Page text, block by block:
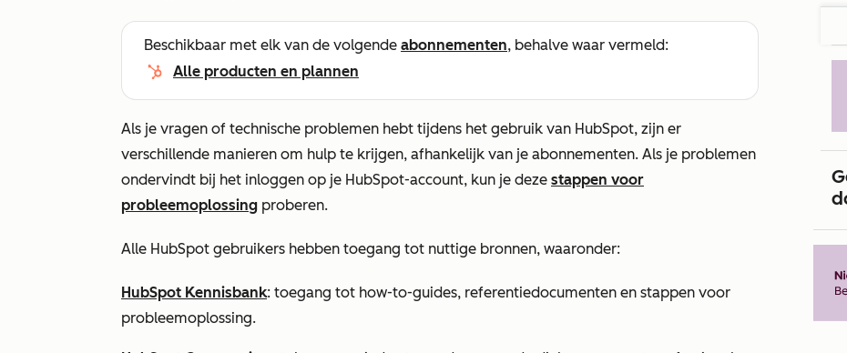
Beschikbaar met elk van de volgende abonnementen, behalve waar vermeld:
Alle producten en plannen
Als je vragen of technische problemen hebt tijdens het gebruik van HubSpot, zijn er
verschillende manieren om hulp te krijgen, afhankelijk van je abonnementen. Als je problemen
ondervindt bij het inloggen op je HubSpot-account, kun je deze stappen voor
probleemoplossing proberen.
Alle HubSpot gebruikers hebben toegang tot nuttige bronnen, waaronder:
HubSpot Kennisbank: toegang tot how-to-guides, referentiedocumenten en stappen voor
probleemoplossing.